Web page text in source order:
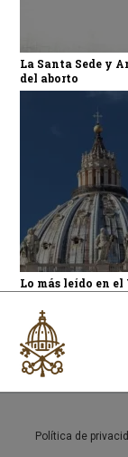
La Santa Sede y
del aborto
Lo más leído en
Política de